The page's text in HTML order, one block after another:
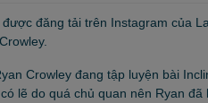
đăng tải trên Instagram của
Crowley đang tập luyện bài
lẽ do quá chủ quan nên Ryan